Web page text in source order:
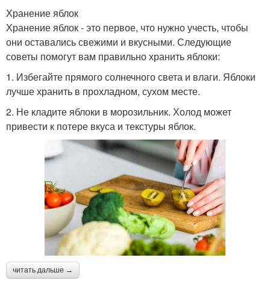
Хранение яблок
Хранение яблок - это первое, что нужно учесть, чтобы
они оставались свежими и вкусными. Следующие
советы помогут вам правильно хранить яблоки:
1. Избегайте прямого солнечного света и влаги. Яблоки
лучше хранить в прохладном, сухом месте.
2. Не кладите яблоки в морозильник. Холод может
привести к потере вкуса и текстуры яблок.
читать дальше →